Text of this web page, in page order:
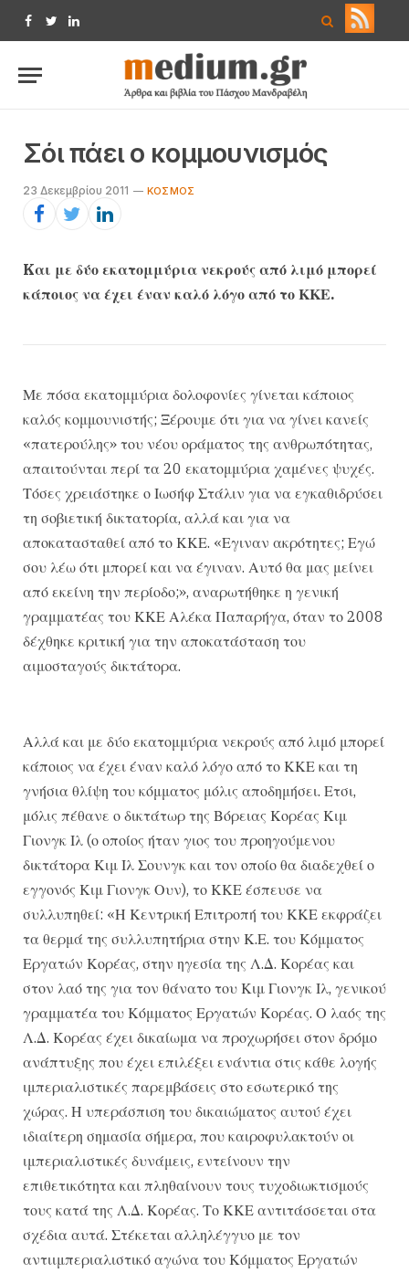
Facebook
TwitterLinkedIn
Σόι πάει ο κομμουνισμός
23 Δεκεμβρίου 2011 ΚΌΣΜΟΣ
Kαι με δύο εκατομμύρια νεκρούς από λιμό μπορεί
κάποιος να έχει έναν καλό λόγο από το ΚΚΕ.
Με πόσα εκατομμύρια δολοφονίες γίνεται κάποιος
καλός κομμουνιστής; Ξέρουμε ότι για να γίνει κανείς
«πατερούλης» του νέου οράματος της ανθρωπότητας,
απαιτούνται περί τα 20 εκατομμύρια χαμένες ψυχές.
Τόσες χρειάστηκε ο Ιωσήφ Στάλιν για να εγκαθιδρύσει
τη σοβιετική δικτατορία, αλλά και για να
αποκατασταθεί από το ΚΚΕ. «Εγιναν ακρότητες; Εγώ
σου λέω ότι μπορεί και να έγιναν. Αυτό θα μας μείνει
από εκείνη την περίοδο;», αναρωτήθηκε η γενική
γραμματέας του ΚΚΕ Αλέκα Παπαρήγα, όταν το 2008
δέχθηκε κριτική για την αποκατάσταση του
αιμοσταγούς δικτάτορα.
Αλλά και με δύο εκατομμύρια νεκρούς από λιμό μπορεί
κάποιος να έχει έναν καλό λόγο από το ΚΚΕ και τη
γνήσια θλίψη του κόμματος μόλις αποδημήσει. Ετσι,
μόλις πέθανε ο δικτάτωρ της Βόρειας Κορέας Κιμ
Γιονγκ Ιλ (ο οποίος ήταν γιος του προηγούμενου
δικτάτορα Κιμ Ιλ Σουνγκ και τον οποίο θα διαδεχθεί ο
εγγονός Κιμ Γιονγκ Ουν), το ΚΚΕ έσπευσε να
συλλυπηθεί: «Η Κεντρική Επιτροπή του ΚΚΕ εκφράζει
τα θερμά της συλλυπητήρια στην Κ.Ε. του Κόμματος
Εργατών Κορέας, στην ηγεσία της Λ.Δ. Κορέας και
στον λαό της για τον θάνατο του Κιμ Γιονγκ Ιλ, γενικού
γραμματέα του Κόμματος Εργατών Κορέας. Ο λαός της
Λ.Δ. Κορέας έχει δικαίωμα να προχωρήσει στον δρόμο
ανάπτυξης που έχει επιλέξει ενάντια στις κάθε λογής
ιμπεριαλιστικές παρεμβάσεις στο εσωτερικό της
χώρας. Η υπεράσπιση του δικαιώματος αυτού έχει
ιδιαίτερη σημασία σήμερα, που καιροφυλακτούν οι
ιμπεριαλιστικές δυνάμεις, εντείνουν την
επιθετικότητα και πληθαίνουν τους τυχοδιωκτισμούς
τους κατά της Λ.Δ. Κορέας. Το ΚΚΕ αντιτάσσεται στα
σχέδια αυτά. Στέκεται αλληλέγγυο με τον
αντιιμπεριαλιστικό αγώνα του Κόμματος Εργατών